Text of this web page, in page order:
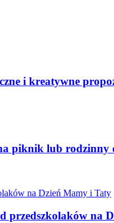
i kreatywne
piknik lub rodzinny
przedszkolaków na